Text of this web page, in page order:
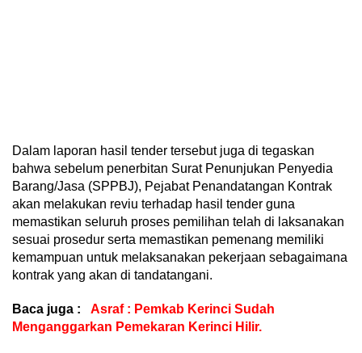
Dalam laporan hasil tender tersebut juga di tegaskan
bahwa sebelum penerbitan Surat Penunjukan Penyedia
Barang/Jasa (SPPBJ), Pejabat Penandatangan Kontrak
akan melakukan reviu terhadap hasil tender guna
memastikan seluruh proses pemilihan telah di laksanakan
sesuai prosedur serta memastikan pemenang memiliki
kemampuan untuk melaksanakan pekerjaan sebagaimana
kontrak yang akan di tandatangani.
Baca juga :
Asraf : Pemkab Kerinci Sudah
Menganggarkan Pemekaran Kerinci Hilir.